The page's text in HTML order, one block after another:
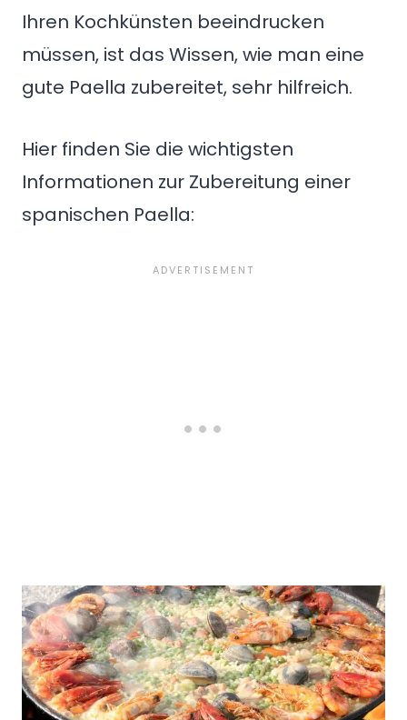
Ihren Kochkünsten beeindrucken
müssen, ist das Wissen, wie man eine
gute Paella zubereitet, sehr hilfreich.
Hier finden Sie die wichtigsten
Informationen zur Zubereitung einer
spanischen Paella: